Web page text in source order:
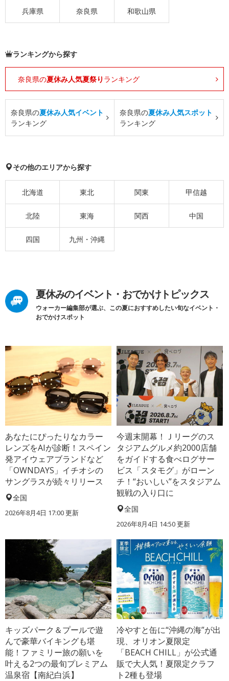
兵庫県 奈良県 和歌山県
ランキングから探す
奈良県の夏休み人気夏祭り ランキング
奈良県の夏休み人気イベント
ランキング
奈良県の夏休み人気スポット
ランキング
その他のエリアから探す
北海道 東北 関東 甲信越
北陸 東海 関西 中国
四国 九州・沖縄
夏休みのイベント・おでかけトピックス
ウォーカー編集部が選ぶ、この夏におすすめしたい旬なイベント・
おでかけスポット
あなたにぴったりなカラー
レンズをAIが診断！スペイン
発アイウェアブランドなど
「OWNDAYS」イチオシの
サングラスが続々リリース
全国
2026年8月4日 17:00更新
今週末開幕！Ｊリーグのス
タジアムグルメ約2000店舗
をガイドする食べログサー
ビス「スタモグ」がローン
チ！“おいしい”をスタジアム
観戦の入り口に
全国
2026年8月4日 14:50更新
キッズパーク＆プールで遊
んで豪華バイキングも堪
能！ファミリー旅の願いを
叶える2つの最旬プレミアム
温泉宿【南紀白浜】
冷やすと缶に“沖縄の海”が出
現、オリオン夏限定
「BEACH CHILL」が公式通
販で大人気！夏限定クラフ
ト2種も登場